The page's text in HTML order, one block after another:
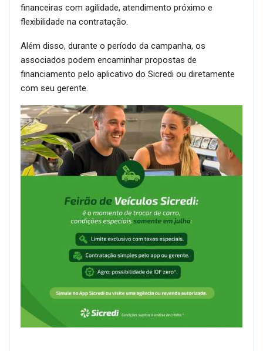
financeiras com agilidade, atendimento próximo e
flexibilidade na contratação.
Além disso, durante o período da campanha, os
associados podem encaminhar propostas de
financiamento pelo aplicativo do Sicredi ou diretamente
com seu gerente.